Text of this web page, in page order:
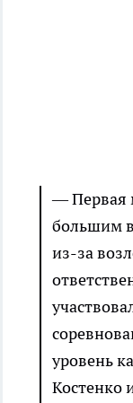
— Первая
большим
из-за
уровень
Костенко